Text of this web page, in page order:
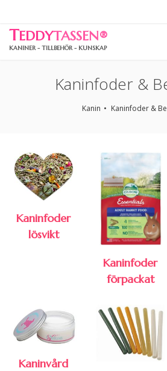
TEDDYTASSEN®
KANINER - TILLBEHÖR - KUNSKAP
Kaninfoder &
Kanin Kaninfoder &
Kaninfoder
lösvikt
Kaninfoder
förpackat
Kaninvård